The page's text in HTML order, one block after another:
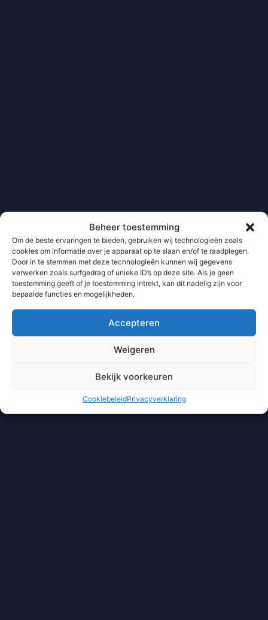
Beheer toestemming
Om de beste ervaringen te bieden, gebruiken wij technologieën zoals
cookies om informatie over je apparaat op te slaan en/of te raadplegen.
Door in te stemmen met deze technologieën kunnen wij gegevens
verwerken zoals surfgedrag of unieke ID’s op deze site. Als je geen
toestemming geeft of je toestemming intrekt, kan dit nadelig zijn voor
bepaalde functies en mogelijkheden.
Accepteren
Weigeren
Bekijk voorkeuren
CookiebeleidPrivacyverklaring